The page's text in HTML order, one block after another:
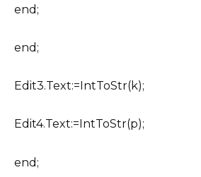
end;
end;
Edit3.Text:=IntToStr(k);
Edit4.Text:=IntToStr(p);
end;